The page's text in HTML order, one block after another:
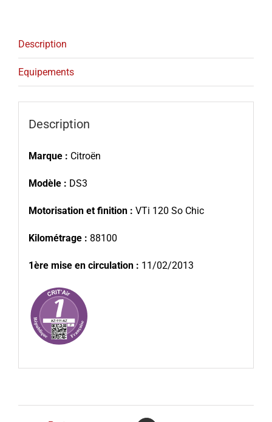
Description
Equipements
Description
Marque : Citroën
Modèle : DS3
Motorisation et finition : VTi 120 So Chic
Kilométrage : 88100
1ère mise en circulation : 11/02/2013